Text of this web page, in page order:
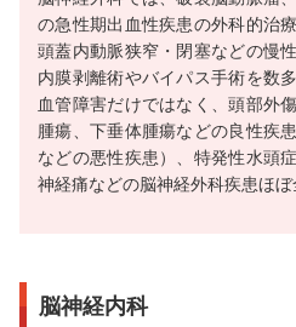
の急性期出血性疾患の外科的治
頭蓋内動脈狭窄・閉塞などの慢
内膜剥離術やバイパス手術を数
血管障害だけではなく、頭部外
腫瘍、下垂体腫瘍などの良性疾
などの悪性疾患）、特発性水頭
神経痛などの脳神経外科疾患ほぼ
脳神経内科